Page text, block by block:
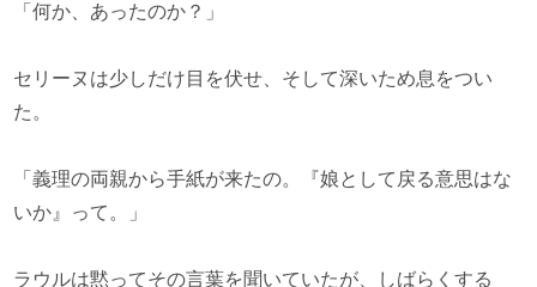
「何か、あったのか？」
セリーヌは少しだけ目を伏せ、そして深いため息をつい
た。
「義理の両親から手紙が来たの。『娘として戻る意思はな
いか』って。」
ラウルは黙ってその言葉を聞いていたが、しばらくする